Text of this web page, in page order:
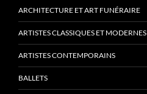
ARCHITECTURE ET ART FUNÉRAIRE
ARTISTES CLASSIQUES ET MODERNES
ARTISTES CONTEMPORAINS
BALLETS